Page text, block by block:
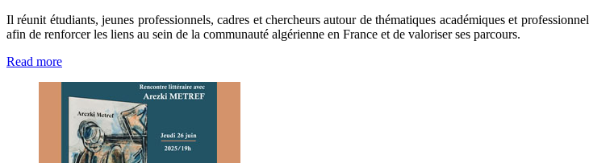
Il réunit étudiants, jeunes professionnels, cadres et chercheurs autour de thématiques académiques et
afin de renforcer les liens au sein de la communauté algérienne en France et de valoriser ses parcours.
Read more